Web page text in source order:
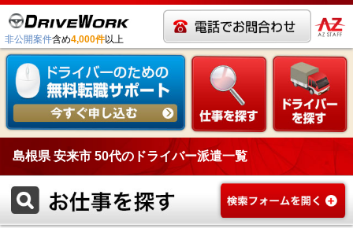
非公開案件含め4,000件以上
島根県 安来市 50代のドライバー派遣一覧